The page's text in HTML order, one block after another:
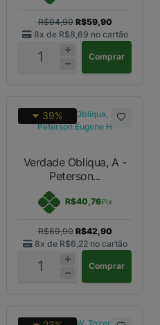
R$94,90 R$59,90
8x de R$8,69 no cartão
Comprar
39%
Verdade Obliqua, A -
Peterson...
R$40,76Pix
R$69,90 R$42,90
8x de R$6,22 no cartão
Comprar